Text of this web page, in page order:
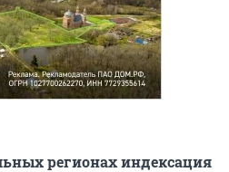
регионах индексация